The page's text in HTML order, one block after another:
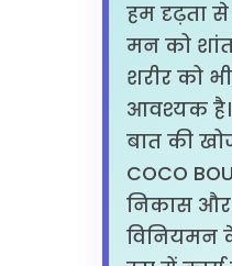
हम दृढ़ता
मन को
शरीर को
आवश्यक
बात की
COCO
निकास